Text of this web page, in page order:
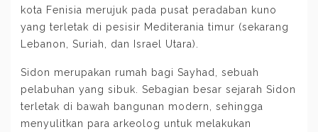
kota Fenisia merujuk pada pusat peradaban kuno
yang terletak di pesisir Mediterania timur (sekarang
Lebanon, Suriah, dan Israel Utara).
Sidon merupakan rumah bagi Sayhad, sebuah
pelabuhan yang sibuk. Sebagian besar sejarah Sidon
terletak di bawah bangunan modern, sehingga
menyulitkan para arkeolog untuk melakukan